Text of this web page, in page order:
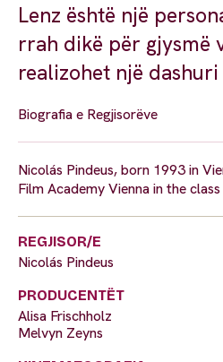
Lenz është një
rrah dikë për gjysmë
realizohet një
Biografia e Regjisorëve
Nicolás Pindeus, born 1993 in
Film Academy Vienna in the
REGJISOR/E
Nicolás Pindeus
PRODUCENTËT
Alisa Frischholz
Melvyn Zeyns